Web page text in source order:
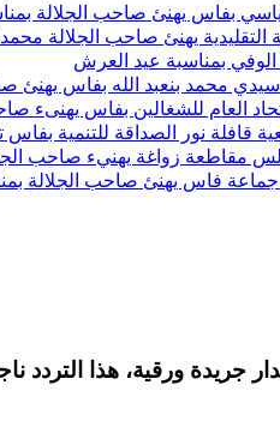
صاحب الجلالة بمناسبة الذكرى 27
يهنئ صاحب الجلالة محمد السادس نصره
الوفي بمناسبة عيد العرش
محمد بنعبد الله بفاس يهنئ
العام للشغالين بفاس
قافلة نور الصداقة للتنمية
زواغة يهنيء صاحب
فاس يهنئ صاحب الجلالة
جريدة ورقية، هذا